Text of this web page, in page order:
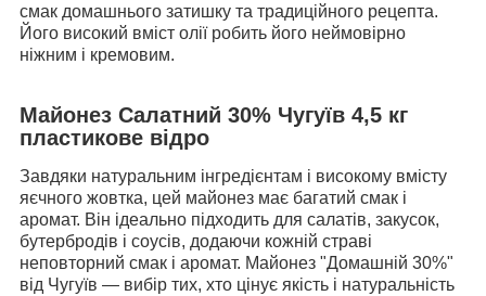
смак домашнього затишку та традиційного рецепта.
Його високий вміст олії робить його неймовірно
ніжним і кремовим.
Майонез Салатний 30% Чугуїв 4,5 кг
пластикове відро
Завдяки натуральним інгредієнтам і високому вмісту
яєчного жовтка, цей майонез має багатий смак і
аромат. Він ідеально підходить для салатів, закусок,
бутербродів і соусів, додаючи кожній страві
неповторний смак і аромат. Майонез "Домашній 30%"
від Чугуїв — вибір тих, хто цінує якість і натуральність